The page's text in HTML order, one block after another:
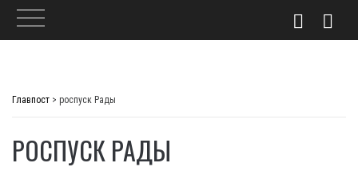
Главпост > роспуск Рады
РОСПУСК РАДЫ